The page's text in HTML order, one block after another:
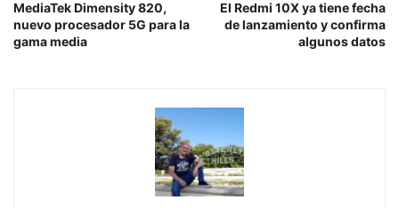
MediaTek Dimensity 820,
nuevo procesador 5G para la
gama media
El Redmi 10X ya tiene fecha
de lanzamiento y confirma
algunos datos